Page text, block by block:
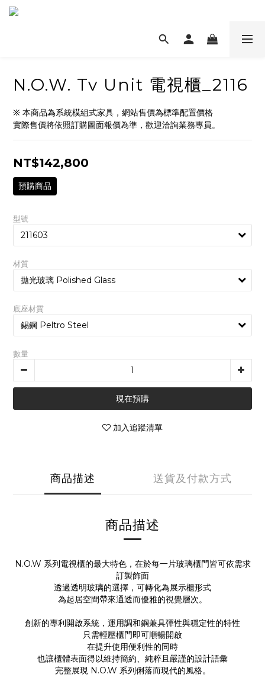
N.O.W. Tv Unit 電視櫃_2116
※ 本商品為系統模組式家具，網站售價為標準配置價格
實際售價將依照訂購圖面報價為準，歡迎洽詢業務專員。
NT$142,800
預購商品
型號
材質
底座材質
數量
現在預購
加入追蹤清單
商品描述 送貨及付款方式
商品描述
N.O.W 系列電視櫃的最大特色，在於每一片玻璃櫃門皆可依需求
訂製飾面
透過透明玻璃的選擇，可轉化為展示櫃形式
為起居空間帶來通透而優雅的視覺層次。
創新的專利開啟系統，運用調和鋼兼具彈性與穩定性的特性
只需輕壓櫃門即可順暢開啟
在提升使用便利性的同時
也讓櫃體表面得以維持簡約、純粹且嚴謹的設計語彙
完整展現 N.O.W 系列俐落而現代的風格。